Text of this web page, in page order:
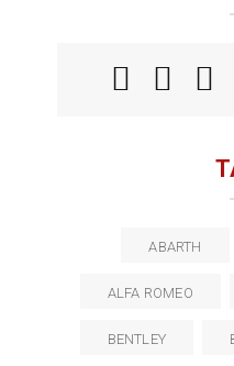
ABARTH
ALFA ROMEO
BENTLEY